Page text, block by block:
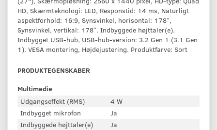
HD, Skærmteknologi: LED, Responstid: 14 ms, Naturligt
aspektforhold: 16:9, Synsvinkel, horisontal: 178°,
Synsvinkel, vertikal: 178°. Indbyggede højttaler(e).
Indbygget USB-hub, USB-hub-version: 3.2 Gen 1 (3.1 Gen
1). VESA montering, Højdejustering. Produktfarve: Sort
PRODUKTEGENSKABER
Multimedie
Udgangseffekt (RMS)
4 W
Indbygget mikrofon
Ja
Indbyggede højttaler(e)
Ja